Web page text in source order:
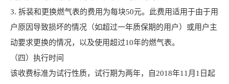
3. 拆装和更换燃气表的费用为每块50元。此费用适用于由于用
户原因导致损坏的情况（如超过一年质保期的用户）或用户主
动要求更换的情况，以及使用超过10年的燃气表。
（四）执行时间
该收费标准为试行性质，试行期为两年，自2018年11月1日起